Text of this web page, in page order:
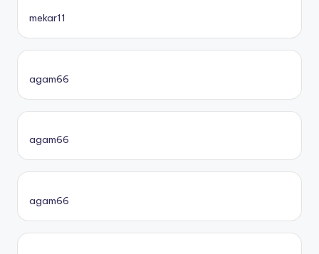
mekar11
agam66
agam66
agam66